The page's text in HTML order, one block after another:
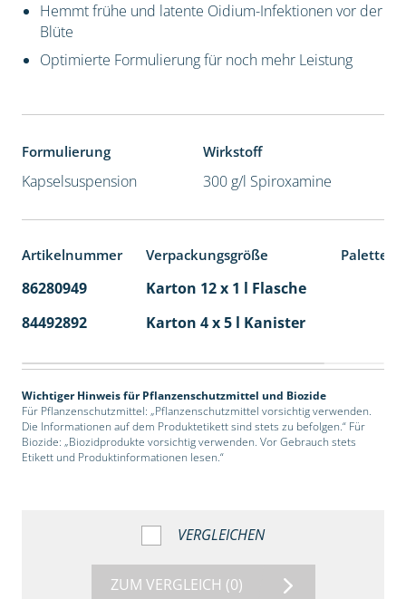
Hemmt frühe und latente Oidium-Infektionen vor der
Blüte
Optimierte Formulierung für noch mehr Leistung
Formulierung
Kapselsuspension
Wirkstoff
300 g/l Spiroxamine
Artikelnummer Verpackungsgröße
86280949 Karton 12 x 1 l Flasche
84492892
Karton 4 x 5 l Kanister
Wichtiger Hinweis für Pflanzenschutzmittel und Biozide
Für Pflanzenschutzmittel: „Pflanzenschutzmittel vorsichtig verwenden.
Die Informationen auf dem Produktetikett sind stets zu befolgen.“ Für
Biozide: „Biozidprodukte vorsichtig verwenden. Vor Gebrauch stets
Etikett und Produktinformationen lesen.“
VERGLEICHEN
ZUM VERGLEICH (0)